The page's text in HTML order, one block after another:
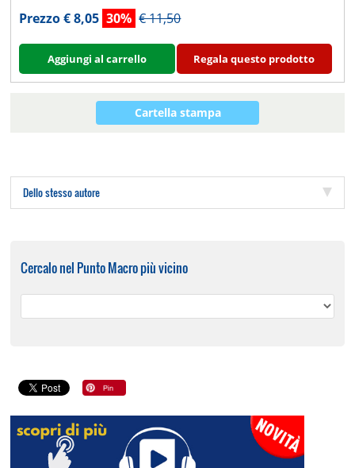
Prezzo € 8,05 30% € 11,50
Aggiungi al carrello Regala questo prodotto
Cartella stampa
Dello stesso autore
Cercalo nel Punto Macro più vicino